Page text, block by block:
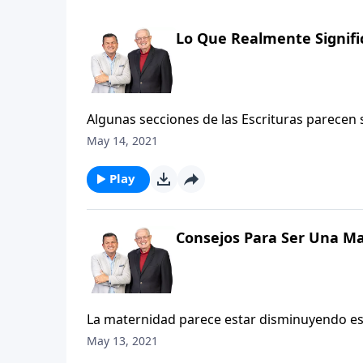
Lo Que Realmente
Algunas secciones de las Escrituras
tesoros lleno de verdades. Una de esas
estallar los genios y causar malentendidos.
pasaje por un enfoque sensato informado
May 14, 2021
Play
Consejos Para Ser Una
La maternidad parece estar disminuyendo
natalidad disminuye mientras que más
May 13, 2021